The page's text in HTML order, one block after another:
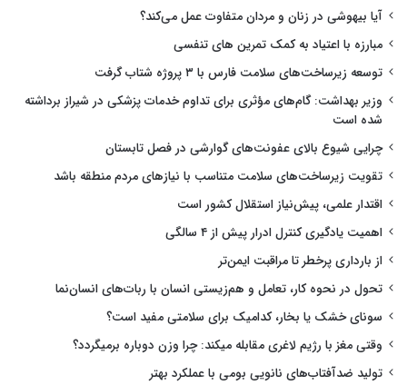
آیا بیهوشی در زنان و مردان متفاوت عمل می‌کند؟
مبارزه با اعتیاد به کمک تمرین های تنفسی
توسعه زیرساخت‌های سلامت فارس با ۳ پروژه شتاب گرفت
وزیر بهداشت: گام‌های مؤثری برای تداوم خدمات پزشکی در شیراز برداشته
شده است
چرایی شیوع بالای عفونت‌های گوارشی در فصل تابستان
تقویت زیرساخت‌های سلامت متناسب با نیازهای مردم منطقه باشد
اقتدار علمی، پیش‌نیاز استقلال کشور است
اهمیت یادگیری کنترل ادرار پیش از ۴ سالگی
از بارداری پرخطر تا مراقبت ایمن‌تر
تحول در نحوه کار، تعامل و هم‌زیستی انسان با ربات‌های انسان‌نما
سونای خشک یا بخار، کدامیک برای سلامتی مفید است؟
وقتی مغز با رژیم لاغری مقابله میکند: چرا وزن دوباره برمیگردد؟
تولید ضدآفتاب‌های نانویی بومی با عملکرد بهتر